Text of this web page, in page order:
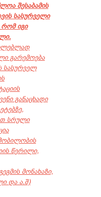
შესაბამის
სასურველი
რომ იგი
გარემოება
სასურველ
განაცხადი
სრული
წერილი,
მონახაზი,
და ა.შ)